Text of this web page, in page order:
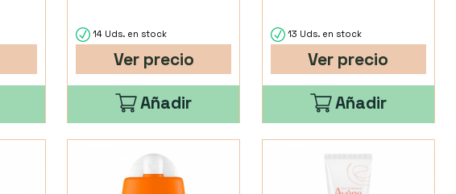
14 Uds. en stock
Ver precio
Añadir
13 Uds. en stock
Ver precio
Añadir